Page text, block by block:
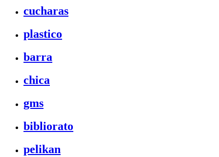
cucharas
plastico
barra
chica
gms
bibliorato
pelikan